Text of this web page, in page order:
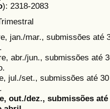
): 2318-2083
jan./mar., submissões até
abr./jun., submissões até
jul./set., submissões até
out./dez., submissões